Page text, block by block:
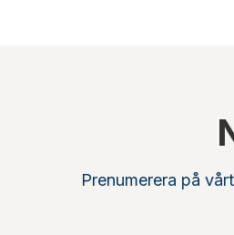
Prenumerera på